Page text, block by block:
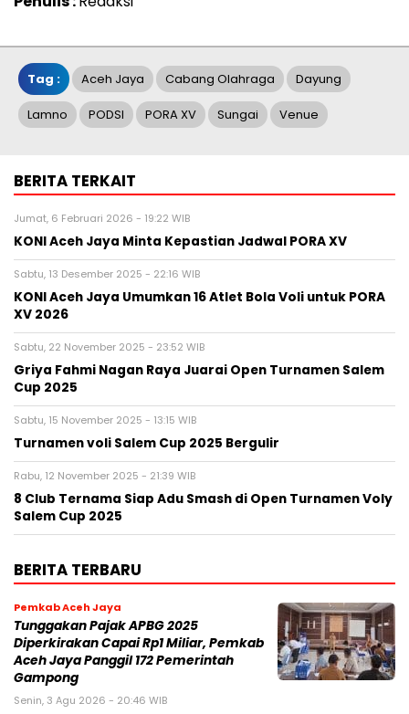
Tag : Aceh Jaya Cabang Olahraga Dayung
Lamno PODSI PORA XV Sungai Venue
BERITA TERKAIT
Jumat, 6 Februari 2026 - 19:22 WIB
KONI Aceh Jaya Minta Kepastian Jadwal PORA XV
Sabtu, 13 Desember 2025 - 22:16 WIB
KONI Aceh Jaya Umumkan 16 Atlet Bola Voli untuk PORA
XV 2026
Sabtu, 22 November 2025 - 23:52 WIB
Griya Fahmi Nagan Raya Juarai Open Turnamen Salem
Cup 2025
Sabtu, 15 November 2025 - 13:15 WIB
Turnamen voli Salem Cup 2025 Bergulir
Rabu, 12 November 2025 - 21:39 WIB
8 Club Ternama Siap Adu Smash di Open Turnamen Voly
Salem Cup 2025
BERITA TERBARU
Pemkab Aceh Jaya
Tunggakan Pajak APBG 2025
Diperkirakan Capai Rp1 Miliar, Pemkab
Aceh Jaya Panggil 172 Pemerintah
Gampong
Senin, 3 Agu 2026 - 20:46 WIB